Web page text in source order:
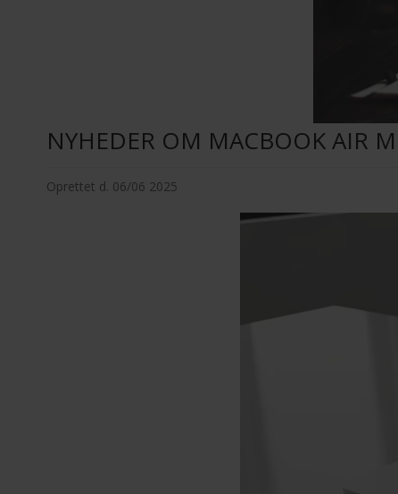
NYHEDER OM MACBOOK AIR
Oprettet d. 06/06 2025